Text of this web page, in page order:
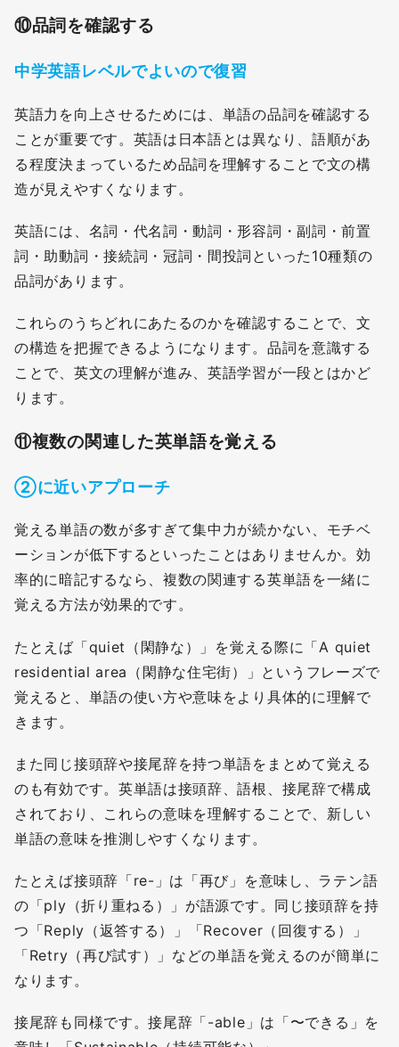
⑩品詞を確認する
中学英語レベルでよいので復習
英語力を向上させるためには、単語の品詞を確認する
ことが重要です。英語は日本語とは異なり、語順があ
る程度決まっているため品詞を理解することで文の構
造が見えやすくなります。
英語には、名詞・代名詞・動詞・形容詞・副詞・前置
詞・助動詞・接続詞・冠詞・間投詞といった10種類の
品詞があります。
これらのうちどれにあたるのかを確認することで、文
の構造を把握できるようになります。品詞を意識する
ことで、英文の理解が進み、英語学習が一段とはかど
ります。
⑪複数の関連した英単語を覚える
②に近いアプローチ
覚える単語の数が多すぎて集中力が続かない、モチベ
ーションが低下するといったことはありませんか。効
率的に暗記するなら、複数の関連する英単語を一緒に
覚える方法が効果的です。
たとえば「quiet（閑静な）」を覚える際に「A quiet
residential area（閑静な住宅街）」というフレーズで
覚えると、単語の使い方や意味をより具体的に理解で
きます。
また同じ接頭辞や接尾辞を持つ単語をまとめて覚える
のも有効です。英単語は接頭辞、語根、接尾辞で構成
されており、これらの意味を理解することで、新しい
単語の意味を推測しやすくなります。
たとえば接頭辞「re-」は「再び」を意味し、ラテン語
の「ply（折り重ねる）」が語源です。同じ接頭辞を持
つ「Reply（返答する）」「Recover（回復する）」
「Retry（再び試す）」などの単語を覚えるのが簡単に
なります。
接尾辞も同様です。接尾辞「-able」は「〜できる」を